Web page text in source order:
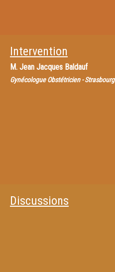
Intervention
M. Jean Jacques Baldauf
Gynécologue Obstétricien - Strasbourg
Discussions